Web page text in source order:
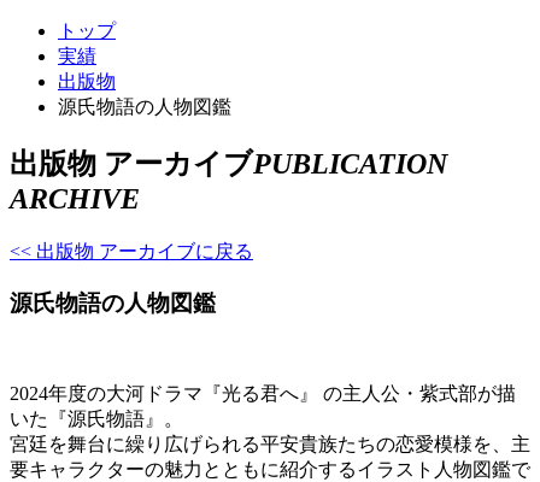
トップ
実績
出版物
源氏物語の人物図鑑
出版物 アーカイブPUBLICATION
ARCHIVE
<< 出版物 アーカイブに戻る
源氏物語の人物図鑑
2024年度の大河ドラマ『光る君へ』 の主人公・紫式部が描
いた『源氏物語』。
宮廷を舞台に繰り広げられる平安貴族たちの恋愛模様を、主
要キャラクターの魅力とともに紹介するイラスト人物図鑑で